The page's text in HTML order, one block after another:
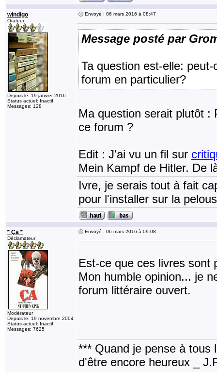
windigo
Orateur
Depuis le: 19 janvier 2016
Status actuel: Inactif
Messages: 128
Envoyé : 06 mars 2016 à 08:47
Message posté par
Ta question est-elle:
forum en particulier?
Ma question serait plutôt :
ce forum ?
Edit : J'ai vu un fil sur
Mein Kampf de Hitler. De
Ivre, je serais tout à fait
pour l'installer sur la
* Ça *
Déclamateur
Modérateur
Depuis le: 19 novembre 2004
Status actuel: Inactif
Messages: 7625
Envoyé : 06 mars 2016 à 09:08
Est-ce que ces livres sont
Mon humble opinion... je
forum littéraire ouvert.
*** Quand je pense à tous
d'être encore heureux _